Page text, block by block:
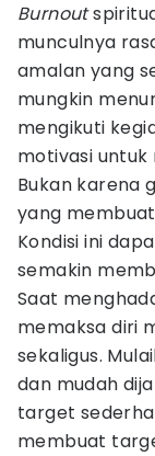
Burnout
munculnya
amalan yang
mungkin
mengikuti
motivasi untuk
Bukan karena
yang
Kondisi ini
semakin
Saat
memaksa diri
sekaligus.
dan mudah
target
membuat